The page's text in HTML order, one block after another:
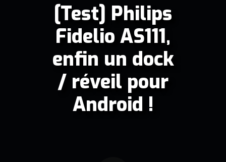
[Test] Philips
Fidelio AS111,
enfin un dock
/ réveil pour
Android !